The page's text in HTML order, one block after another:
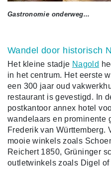
Gastronomie onderweg...
Wandel door historisch
Het kleine stadje Nagold
in het centrum. Het eerste
een 300 jaar oud
restaurant is gevestigd. In
postkantoor annex hotel
wandelaars en prominente
Frederik van Württemberg.
mooie winkels zoals
Reichert 1850, Grüninger
outletwinkels zoals Digel of